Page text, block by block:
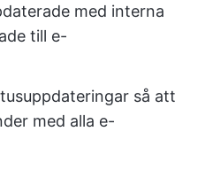
med interna
till e-
så att
med alla e-